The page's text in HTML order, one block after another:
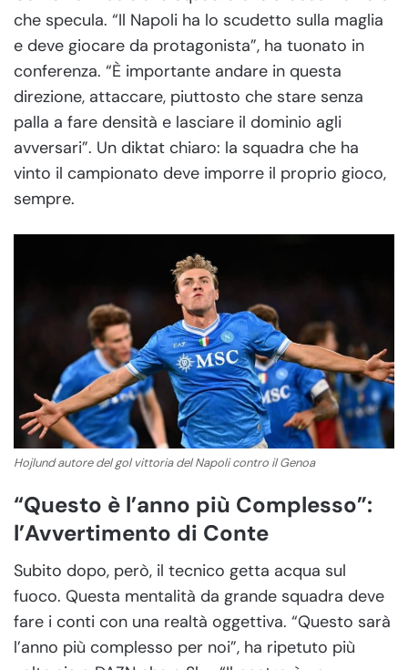
che specula. “Il Napoli ha lo scudetto sulla maglia
e deve giocare da protagonista”, ha tuonato in
conferenza. “È importante andare in questa
direzione, attaccare, piuttosto che stare senza
palla a fare densità e lasciare il dominio agli
avversari”. Un diktat chiaro: la squadra che ha
vinto il campionato deve imporre il proprio gioco,
sempre.
Hojlund autore del gol vittoria del Napoli contro il Genoa
“Questo è l’anno più Complesso”:
l’Avvertimento di Conte
Subito dopo, però, il tecnico getta acqua sul
fuoco. Questa mentalità da grande squadra deve
fare i conti con una realtà oggettiva. “Questo sarà
l’anno più complesso per noi”, ha ripetuto più